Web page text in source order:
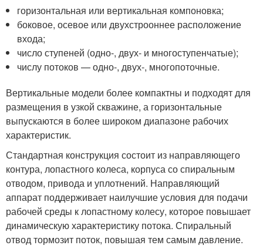
горизонтальная или вертикальная компоновка;
боковое, осевое или двухстрооннее расположение
входа;
число ступеней (одно-, двух- и многоступенчатые);
числу потоков — одно-, двух-, многопоточные.
Вертикальные модели более компактны и подходят для
размещения в узкой скважине, а горизонтальные
выпускаются в более широком диапазоне рабочих
характеристик.
Стандартная конструкция состоит из направляющего
контура, лопастного колеса, корпуса со спиральным
отводом, привода и уплотнений. Направляющий
аппарат поддерживает наилучшие условия для подачи
рабочей среды к лопастному колесу, которое повышает
динамическую характеристику потока. Спиральный
отвод тормозит поток, повышая тем самым давление.